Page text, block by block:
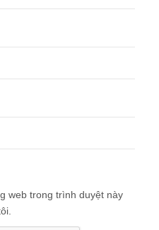
web trong trình duyệt này